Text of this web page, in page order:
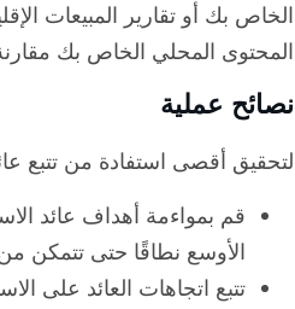
الخاص بك أو تقارير المبيعات
المحتوى المحلي الخاص بك
نصائح عملية
لتحقيق أقصى استفادة من تتبع
قم بمواءمة أهداف عائد
الأوسع نطاقًا حتى تتمكن من
تتبع اتجاهات العائد على